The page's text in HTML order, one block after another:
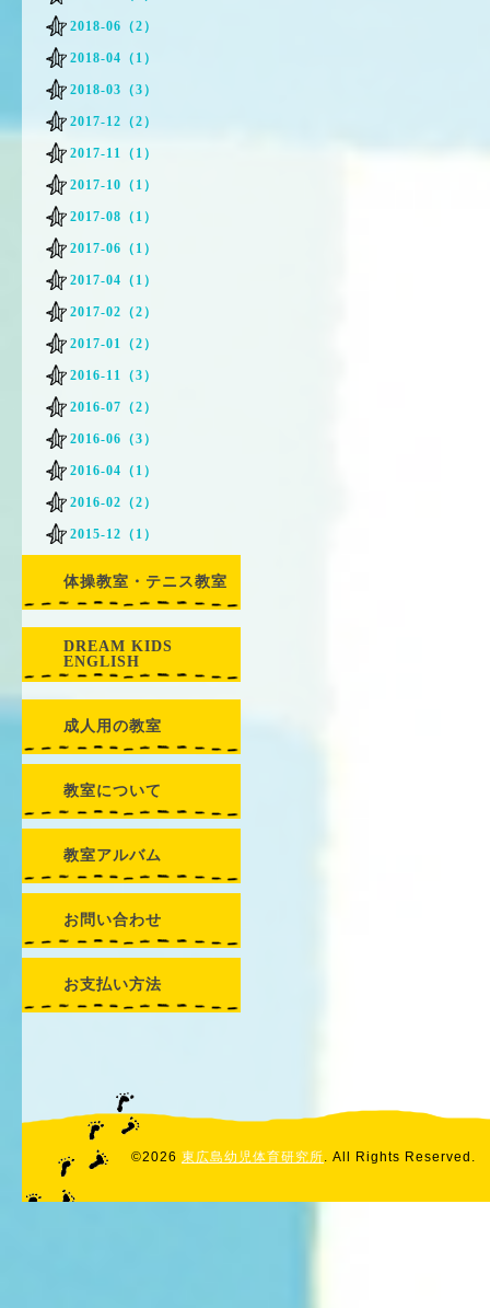
2018-06（2）
2018-04（1）
2018-03（3）
2017-12（2）
2017-11（1）
2017-10（1）
2017-08（1）
2017-06（1）
2017-04（1）
2017-02（2）
2017-01（2）
2016-11（3）
2016-07（2）
2016-06（3）
2016-04（1）
2016-02（2）
2015-12（1）
体操教室・テニス教室
DREAM KIDS
ENGLISH
成人用の教室
教室について
教室アルバム
お問い合わせ
お支払い方法
©2026 東広島幼児体育研究所. All Rights Reserved.